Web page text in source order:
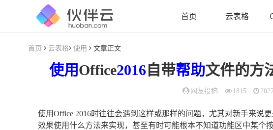
首页 云表格
首页 云表格 使用 文章正文
使用Office2016自带帮助文件的方
网友投稿 1815
使用Office 2016时往往会遇到这样或那样的问题，尤其对新手来说
效果使用什么方法来实现，甚至有时可能根本不知道功能区中某个